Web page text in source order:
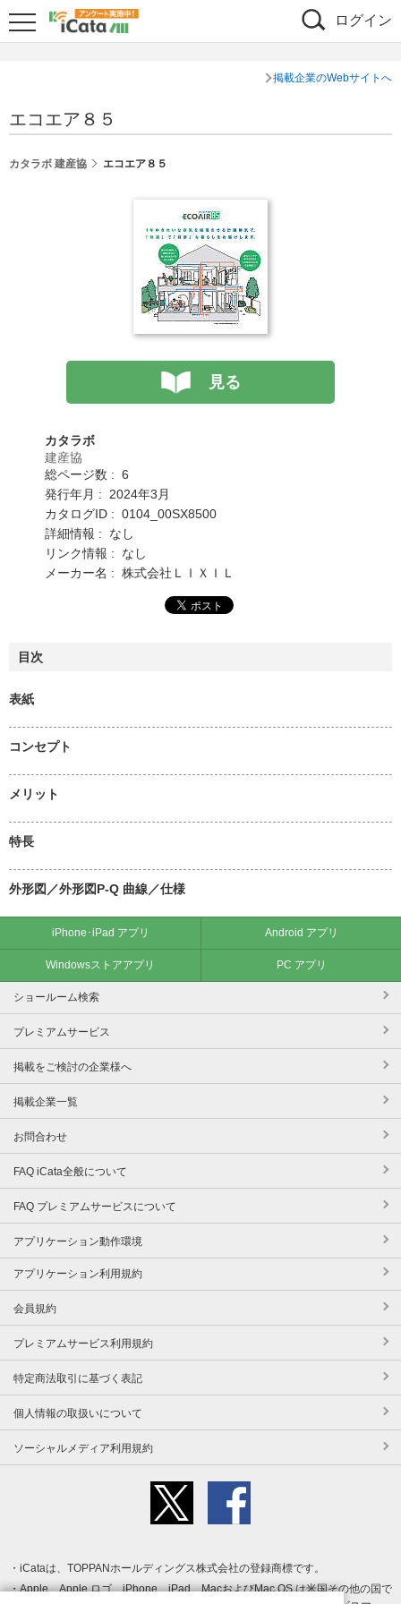
ログイン
掲載企業のWebサイトへ
エコエア８５
カタラボ 建産協 エコエア８５
見る
カタラボ
建産協
総ページ数 : 6
発行年月 : 2024年3月
カタログID : 0104_00SX8500
詳細情報 : なし
リンク情報 : なし
メーカー名 : 株式会社ＬＩＸＩＬ
目次
表紙
コンセプト
メリット
特長
外形図／外形図P-Q 曲線／仕様
iPhone･iPad アプリ Android アプリ
Windowsストアアプリ PC アプリ
ショールーム検索
プレミアムサービス
掲載をご検討の企業様へ
掲載企業一覧
お問合わせ
FAQ iCata全般について
FAQ プレミアムサービスについて
アプリケーション動作環境
アプリケーション利用規約
会員規約
プレミアムサービス利用規約
特定商法取引に基づく表記
個人情報の取扱いについて
ソーシャルメディア利用規約
iCataは、TOPPANホールディングス株式会社の登録商標です。
Apple、Apple ロゴ、iPhone、iPad、MacおよびMac OS は米国その他の国で